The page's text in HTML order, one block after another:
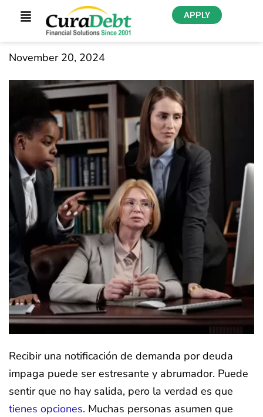
APPLY
November 20, 2024
Recibir una notificación de demanda por deuda
impaga puede ser estresante y abrumador. Puede
sentir que no hay salida, pero la verdad es que
tienes opciones. Muchas personas asumen que